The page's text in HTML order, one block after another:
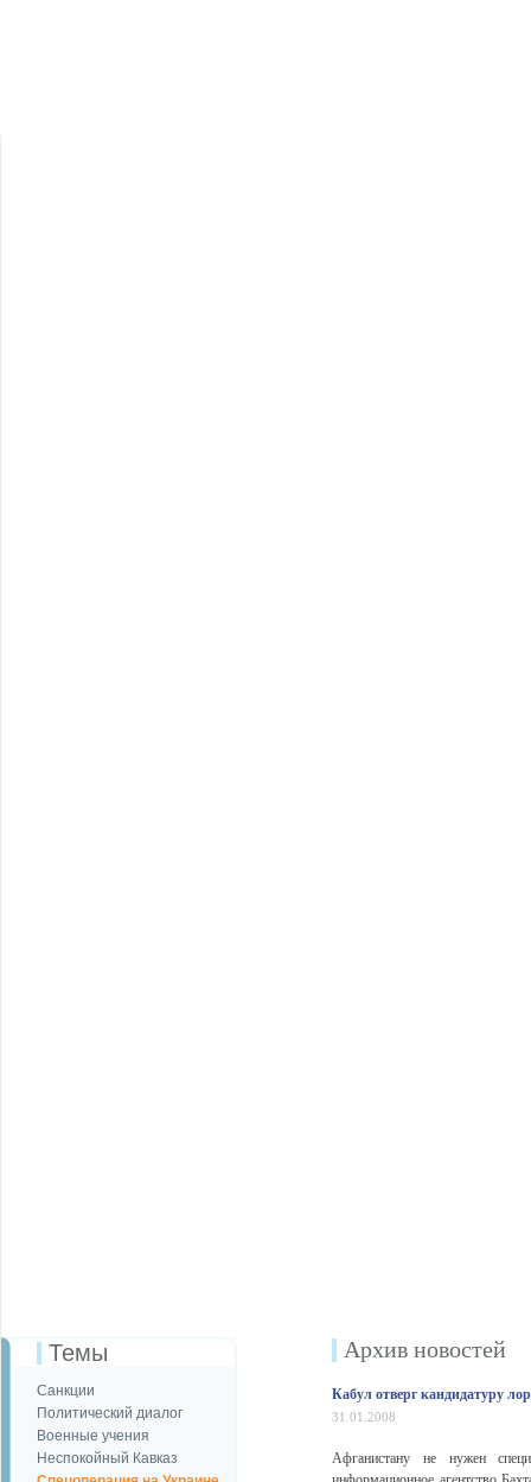
Темы
Санкции
Политический диалог
Военные учения
Неспокойный Кавказ
Архив новостей
Кабул отверг кандидатуру
31.01.2008
Афганистану не нужен